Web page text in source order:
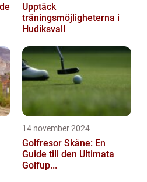
Upptäck
träningsmöjligheterna i
Hudiksvall
14 november 2024
Golfresor Skåne: En
Guide till den Ultimata
Golfup...